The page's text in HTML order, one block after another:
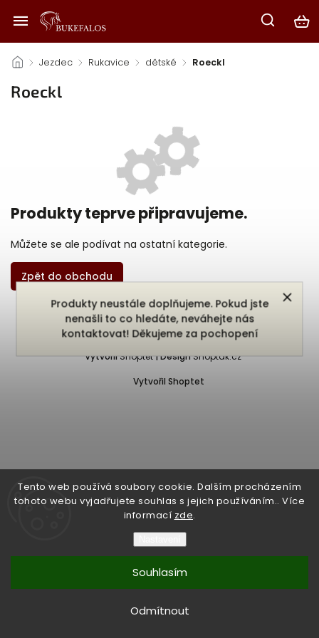
Tento web používá soubory cookie. Dalším procházením
tohoto webu vyjadřujete souhlas s jejich používáním.. Více
informací zde.
Odmítnout
Souhlasím
Produkty neustále doplňujeme. Pokud jste
nenašli to co hledáte, neváhejte nás
kontaktovat! Děkujeme za pochopení
/ Jezdec / Rukavice / dětské / Roeckl
Roeckl
Produkty teprve připravujeme.
Můžete se ale podívat na ostatní kategorie.
Zpět do obchodu
Vytvořil Shoptet
Copyright 2026Bukefalos. Všechna práva vyhrazena.
Vytvořil Shoptet | Design Shoptak.cz